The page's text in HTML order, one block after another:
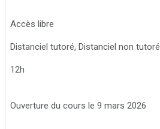
Accès libre
Distanciel tutoré, Distanciel non tutoré
12h
Ouverture du cours le 9 mars 2026